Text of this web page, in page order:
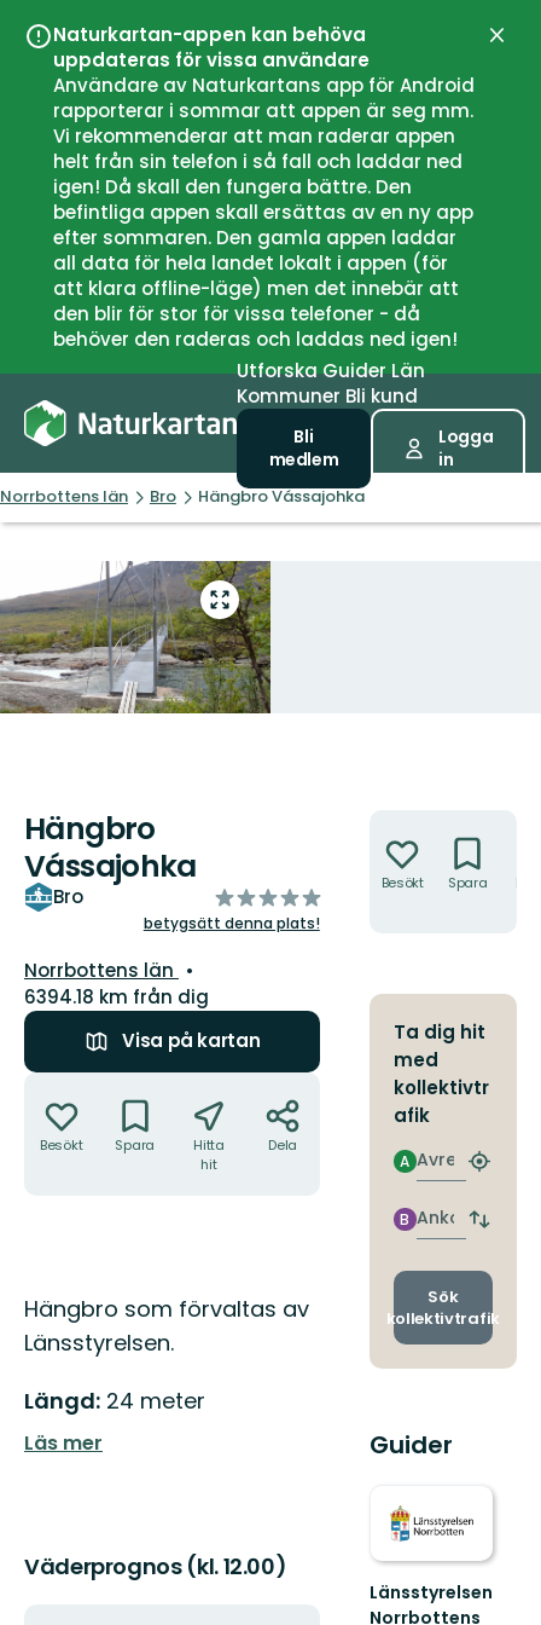
Naturkartan-appen kan behöva
uppdateras för vissa användare
Användare av Naturkartans app för Android
rapporterar i sommar att appen är seg mm.
Vi rekommenderar att man raderar appen
helt från sin telefon i så fall och laddar ned
igen! Då skall den fungera bättre. Den
befintliga appen skall ersättas av en ny app
efter sommaren. Den gamla appen laddar
all data för hela landet lokalt i appen (för
att klara offline-läge) men det innebär att
den blir för stor för vissa telefoner - då
behöver den raderas och laddas ned igen!
UtforskaGuiderLän
Kommuner Bli kund
Bli
medlem
Logga
in
Norrbottens län Bro Hängbro Vássajohka
Gå
till
helskärmsläge
Hängbro
Vássajohka
Bro
av
5
betygsätt denna plats!
Län:
Norrbottens län
6394.18 km från dig
Visa på kartan
Besökt Spara
Hitta
hit
Dela
Beskrivning
Hängbro som förvaltas av
Länsstyrelsen.
Längd: 24 meter
Läs mer
Väderprognos (kl. 12.00)
Besökt Spara
Ta dig hit
med
kollektivtr
afik
Avresa
A
Hitta
Ankomst
B
Byt
och
Sök
kollektivtrafik
Guider
Länsstyrelsen
Norrbottens